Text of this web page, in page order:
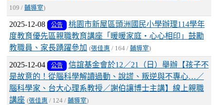
109 / 輔導室)
2025-12-08 公告
桃園市新屋區頭洲國民小學辦理114學年
度教育優先區親職教育講座「暖暖家庭‧心心相印」鼓勵
教職員、家長踴躍參加 (張佳惠 / 164 / 輔導室)
2025-12-04 公告
信誼基金會於12／21（日）舉辦【孩子不
是故意的！從腦科學解讀過動、說謊、叛逆與不專心…／
腦科學家、台大心理系教授／謝伯讓博士主講】線上親職
講座 (張佳惠 / 124 / 輔導室)